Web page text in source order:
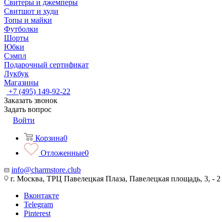
Свитеры и джемперы
Свитшот и худи
Топы и майки
Футболки
Шорты
Юбки
Сэмпл
Подарочный сертификат
Лукбук
Магазины
+7 (495) 149-92-22
Заказать звонок
Задать вопрос
Войти
Корзина0
Отложенные0
info@charmstore.club
г. Москва, ТРЦ Павелецкая Плаза, Павелецкая площадь, 3, - 2
Вконтакте
Telegram
Pinterest